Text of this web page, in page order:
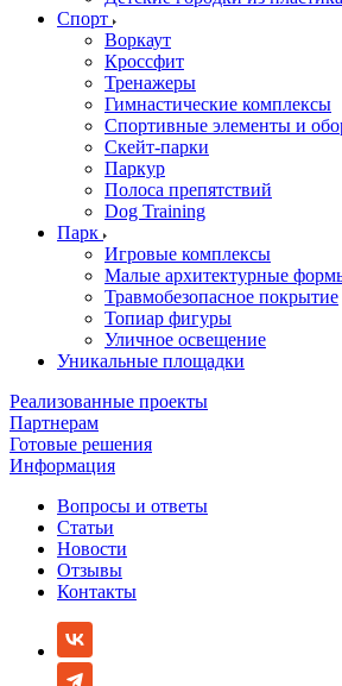
Спорт
Воркаут
Кроссфит
Тренажеры
Гимнастические комплексы
Спортивные элементы и
Скейт-парки
Паркур
Полоса препятствий
Dog Training
Парк
Игровые комплексы
Малые архитектурные
Травмобезопасное покрытие
Топиар фигуры
Уличное освещение
Уникальные площадки
Реализованные проекты
Партнерам
Готовые решения
Информация
Вопросы и ответы
Статьи
Новости
Отзывы
Контакты